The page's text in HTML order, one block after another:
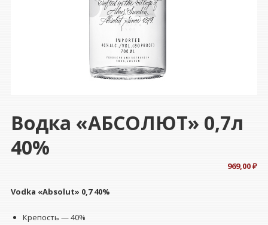
Водка «АБСОЛЮТ» 0,7л
40%
969,00₽
Vodka «Absolut» 0,7 40%
Крепость — 40%